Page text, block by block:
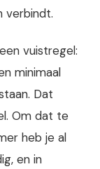
verbindt.
vuistregel:
minimaal
Dat
Om dat te
heb je al
en in